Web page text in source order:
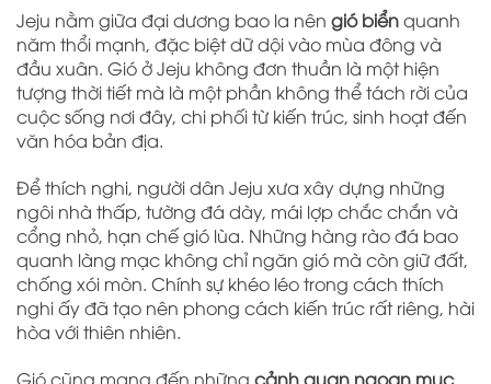
Jeju nằm giữa đại dương bao la nên gió biểnquanh
năm thổi mạnh, đặc biệt dữ dội vào mùa đông và
đầu xuân. Gió ở Jeju không đơn thuần là một hiện
tượng thời tiết mà là một phần không thể tách rời của
cuộc sống nơi đây, chi phối từ kiến trúc, sinh hoạt đến
văn hóa bản địa.
Để thích nghi, người dân Jeju xưa xây dựng những
ngôi nhà thấp, tường đá dày, mái lợp chắc chắn và
cổng nhỏ, hạn chế gió lùa. Những hàng rào đá bao
quanh làng mạc không chỉ ngăn gió mà còn giữ đất,
chống xói mòn. Chính sự khéo léo trong cách thích
nghi ấy đã tạo nên phong cách kiến trúc rất riêng, hài
hòa với thiên nhiên.
Gió cũng mang đến những cảnh quan ngoạn mục.